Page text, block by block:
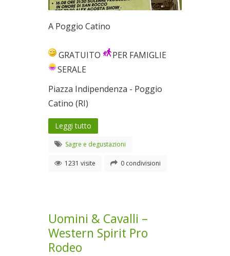
A Poggio Catino
GRATUITO
PER FAMIGLIE
SERALE
Piazza Indipendenza - Poggio
Catino (RI)
Leggi tutto
Sagre e degustazioni
1231 visite 0 condivisioni
Uomini & Cavalli –
Western Spirit Pro
Rodeo